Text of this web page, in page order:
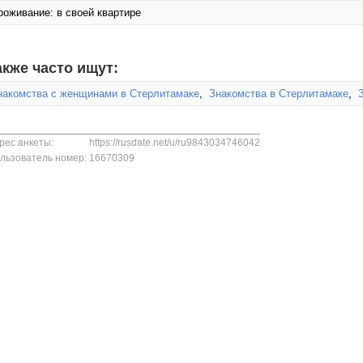
в своей квартире
часто ищут:
с женщинами в Стерлитамаке, Знакомства в Стерлитамаке,
анкеты:
https://rusdate.net/u/ru9843034746042
номер: 16670309